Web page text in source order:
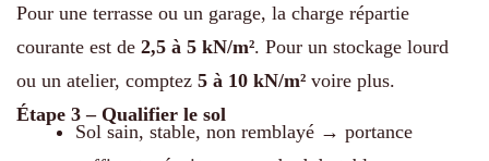
Pour une terrasse ou un garage, la charge répartie
courante est de 2,5 à 5 kN/m². Pour un stockage lourd
ou un atelier, comptez 5 à 10 kN/m² voire plus.
Étape 3 – Qualifier le sol
Sol sain, stable, non remblayé → portance